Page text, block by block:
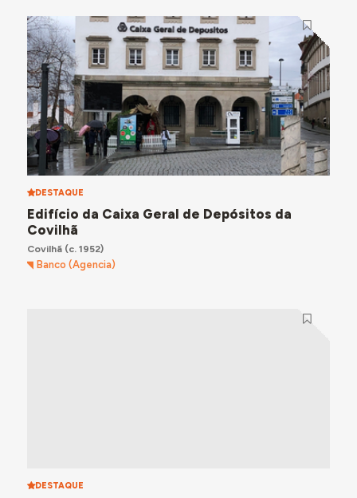
DESTAQUE
Edifício da Caixa Geral de Depósitos da
Covilhã
Covilhã(c. 1952)
Banco (Agencia)
DESTAQUE